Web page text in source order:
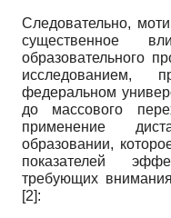
Следовательно,
существенное
образовательного
исследованием,
федеральном
до массового
применение
образовании,
показателей
требующих
[2]: